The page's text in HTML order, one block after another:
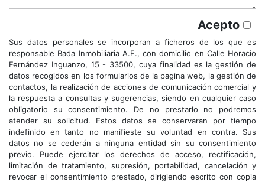
Acepto
Sus datos personales se incorporan a ficheros de los que es
responsable Bada Inmobiliaria A.F., con domicilio en Calle Horacio
Fernández Inguanzo, 15 - 33500, cuya finalidad es la gestión de
datos recogidos en los formularios de la pagina web, la gestión de
contactos, la realización de acciones de comunicación comercial y
la respuesta a consultas y sugerencias, siendo en cualquier caso
obligatorio su consentimiento. De no prestarlo no podremos
atender su solicitud. Estos datos se conservaran por tiempo
indefinido en tanto no manifieste su voluntad en contra. Sus
datos no se cederán a ninguna entidad sin su consentimiento
previo. Puede ejercitar los derechos de acceso, rectificación,
limitación de tratamiento, supresión, portabilidad, cancelación y
revocar el consentimiento prestado, dirigiendo escrito con copia